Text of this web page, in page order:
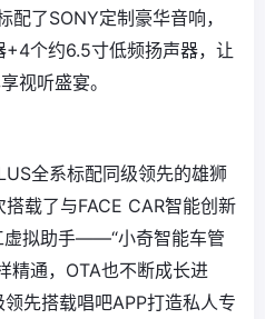
配了SONY定制豪华音响，
+4个约6.5寸低频扬声器，让
视听盛宴。
全系标配同级领先的雄狮
载了与FACE CAR智能创新
虚拟助手——“小奇智能车管
精通，OTA也不断成长进
先搭载唱吧APP打造私人专